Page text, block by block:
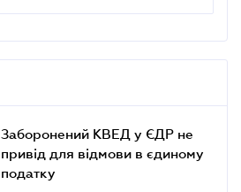
Заборонений КВЕД у ЄДР не
привід для відмови в єдиному
податку